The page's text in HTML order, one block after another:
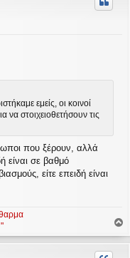
εμείς, οι κοινοί
να στοιχειοθετήσουν τις
που ξέρουν, αλλά
είναι σε βαθμό
είτε επειδή είναι
ο
ρ